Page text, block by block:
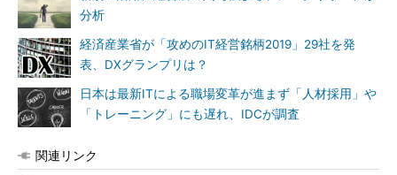
分析
経済産業省が「攻めのIT経営銘柄2019」29社を発
表、DXグランプリは？
日本は最新ITによる職場変革が進まず「人材採用」や
「トレーニング」にも遅れ、IDCが調査
関連リンク